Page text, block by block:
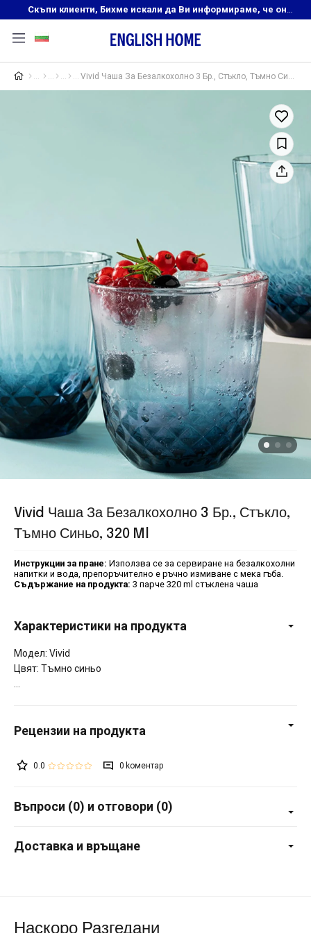
Скъпи клиенти, Бихме искали да Ви информираме, че онлайн магазинът на English Home преустановява своята дейност. Прекрасният ни и усмихнат екип ,Ви очаква в нашите физически магазини, където ще откриете любимите си продукти! Благодарим Ви, че сте част от семейството на Еnglish Home!
Vivid Чаша За Безалкохолно 3 Бр., Стъкло,
Тъмно Синьо, 320 Ml
Инструкции за пране: Използва се за сервиране на безалкохолни
напитки и вода, препоръчително е ръчно измиване с мека гъба.
Съдържание на продукта: 3 парче 320 ml стъклена чаша
Характеристики на продукта
Модел: Vivid
Цвят: Тъмно синьо
0.0 0
Въпроси (0) и отговори (0)
Доставка и връщане
Наскоро Разгедани